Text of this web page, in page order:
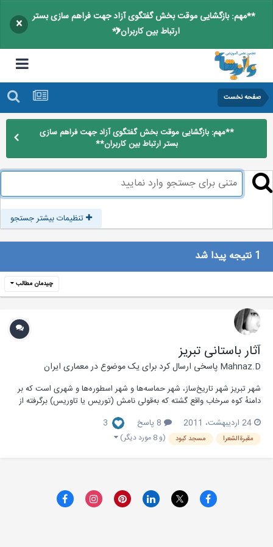
**مهم: بازگشایی موقت بخش گفتگوی آزاد جهت فراهم سازی بستر
ارتباط بین کاربران**
×
صفحه نخست
**مهم: بازگشایی موقت بخش گفتگوی آزاد جهت فراهم سازی
بستر ارتباط بین کاربران**
تنظیمات بیشتر جستجو
چیدمان مطالب
آثار باستانی تبریز
Mahnaz.Dپاسخی ارسال کرد برای یک موضوع درمعماری ایران
شهر تبریز شهر تاریخ‌ساز، شهر حماسه‌ها و شهر اسطوره‌ها و شهری است که بر
دامنهٔ کوه سرخاب واقع گشته که به‌قولی نامش (توریس یا تاوریس) برگرفته از
طبیعی از اهمیت بالای اقتصادی و سیاسی برخوردار است و پیدایش تمدن‌های
باستانی نظیر سان‌ها و...
24 اردیبهشت، 2011 8 پاسخ 3
مقبرةالشعرا مسجد کبود (و 8 مورد دیگر)